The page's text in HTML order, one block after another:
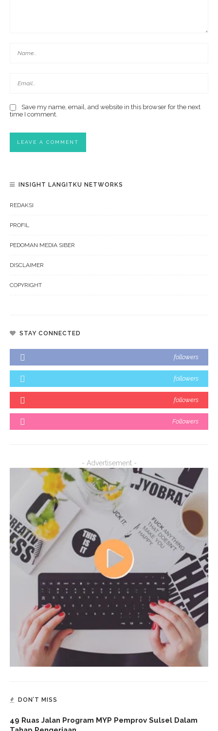
Save my name, email, and website in this browser for the next
time I comment.
INSIGHT LANGITKU NETWORKS
REDAKSI
PROFIL
PEDOMAN MEDIA SIBER
DISCLAIMER
COPYRIGHT
STAY CONNECTED
followers
followers
followers
Followers
- Advertisement -
DON’T MISS
49 Ruas Jalan Program MYP Pemprov Sulsel Dalam